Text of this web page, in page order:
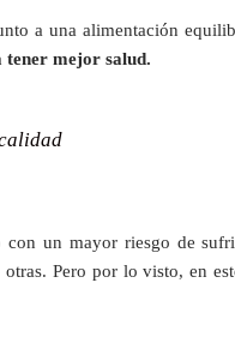
a una alimentación
tener mejor salud.
con un mayor riesgo de
otras. Pero por lo visto, en